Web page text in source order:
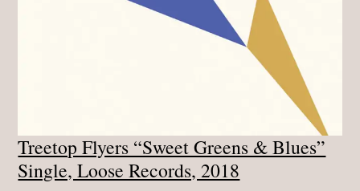
Treetop Flyers “Sweet Greens & Blues”
Single, Loose Records, 2018